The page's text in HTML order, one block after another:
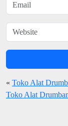
« Toko Alat
Toko Alat